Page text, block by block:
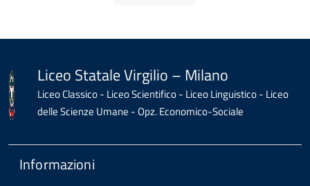
Liceo Statale Virgilio – Milano
Liceo Classico - Liceo Scientifico - Liceo Linguistico - Liceo
delle Scienze Umane - Opz. Economico-Sociale
Informazioni